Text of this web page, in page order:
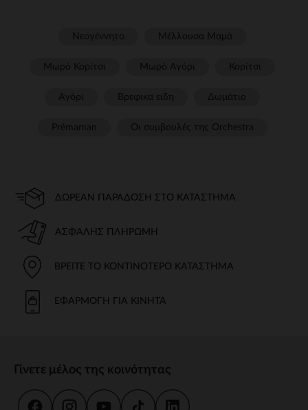
ΔΩΡΕΆΝ ΠΑΡΆΔΟΣΗ ΣΤΟ ΚΑΤΆΣΤΗΜΑ
ΑΣΦΑΛΉΣ ΠΛΗΡΩΜΉ
ΒΡΕΊΤΕ ΤΟ ΚΟΝΤΙΝΌΤΕΡΟ ΚΑΤΆΣΤΗΜΑ
ΕΦΑΡΜΟΓΉ ΓΙΑ ΚΙΝΗΤΆ
Γίνετε μέλος της κοινότητας